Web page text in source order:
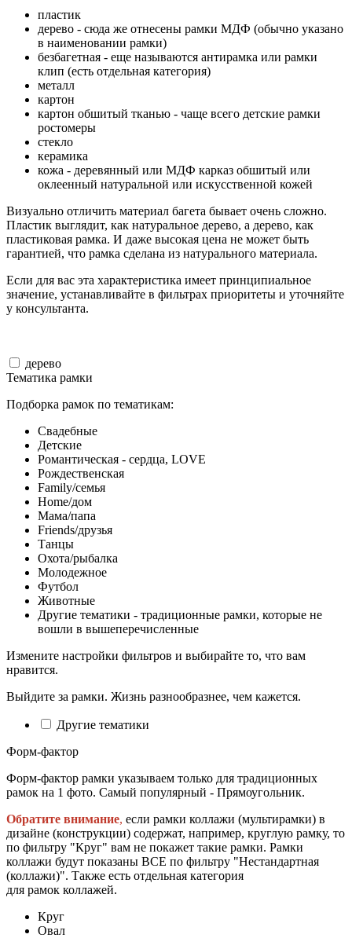
пластик
дерево - сюда же отнесены рамки МДФ (обычно указано
в наименовании рамки)
безбагетная - еще называются антирамка или рамки
клип (есть отдельная категория)
металл
картон
картон обшитый тканью - чаще всего детские рамки
ростомеры
стекло
керамика
кожа - деревянный или МДФ карказ обшитый или
оклеенный натуральной или искусственной кожей
Визуально отличить материал багета бывает очень сложно.
Пластик выглядит, как натуральное дерево, а дерево, как
пластиковая рамка. И даже высокая цена не может быть
гарантией, что рамка сделана из натурального материала.
Если для вас эта характеристика имеет принципиальное
значение, устанавливайте в фильтрах приоритеты и уточняйте
у консультанта.
дерево
Тематика рамки
Подборка рамок по тематикам:
Свадебные
Детские
Романтическая - сердца, LOVE
Рождественская
Family/семья
Home/дом
Мама/папа
Friends/друзья
Танцы
Охота/рыбалка
Молодежное
Футбол
Животные
Другие тематики - традиционные рамки, которые не
вошли в вышеперечисленные
Измените настройки фильтров и выбирайте то, что вам
нравится.
Выйдите за рамки. Жизнь разнообразнее, чем кажется.
Другие тематики
Форм-фактор
Форм-фактор рамки указываем только для традиционных
рамок на 1 фото. Самый популярный - Прямоугольник.
Обратите внимание, если рамки коллажи (мультирамки) в
дизайне (конструкции) содержат, например, круглую рамку, то
по фильтру "Круг" вам не покажет такие рамки. Рамки
коллажи будут показаны ВСЕ по фильтру "Нестандартная
(коллажи)". Также есть отдельная категория
для рамок коллажей.
Круг
Овал